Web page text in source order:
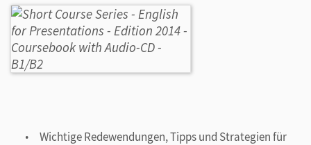
Wichtige Redewendungen, Tipps und Strategien für